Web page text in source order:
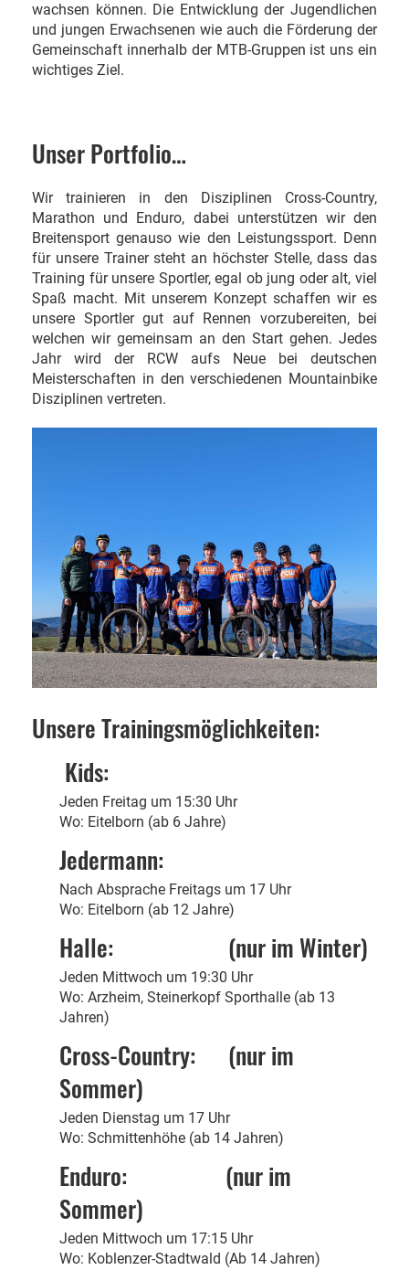
wachsen können. Die Entwicklung der Jugendlichen
und jungen Erwachsenen wie auch die Förderung der
Gemeinschaft innerhalb der MTB-Gruppen ist uns ein
wichtiges Ziel.
Unser Portfolio…
Wir trainieren in den Disziplinen Cross-Country,
Marathon und Enduro, dabei unterstützen wir den
Breitensport genauso wie den Leistungssport. Denn
für unsere Trainer steht an höchster Stelle, dass das
Training für unsere Sportler, egal ob jung oder alt, viel
Spaß macht. Mit unserem Konzept schaffen wir es
unsere Sportler gut auf Rennen vorzubereiten, bei
welchen wir gemeinsam an den Start gehen. Jedes
Jahr wird der RCW aufs Neue bei deutschen
Meisterschaften in den verschiedenen Mountainbike
Disziplinen vertreten.
Unsere Trainingsmöglichkeiten:
Kids:
Jeden Freitag um 15:30 Uhr
Wo: Eitelborn (ab 6 Jahre)
Jedermann:
Nach Absprache Freitags um 17 Uhr
Wo: Eitelborn (ab 12 Jahre)
Halle: (nur im Winter)
Jeden Mittwoch um 19:30 Uhr
Wo: Arzheim, Steinerkopf Sporthalle (ab 13
Jahren)
Cross-Country: (nur im
Sommer)
Jeden Dienstag um 17 Uhr
Wo: Schmittenhöhe (ab 14 Jahren)
Enduro: (nur im
Sommer)
Jeden Mittwoch um 17:15 Uhr
Wo: Koblenzer-Stadtwald (Ab 14 Jahren)